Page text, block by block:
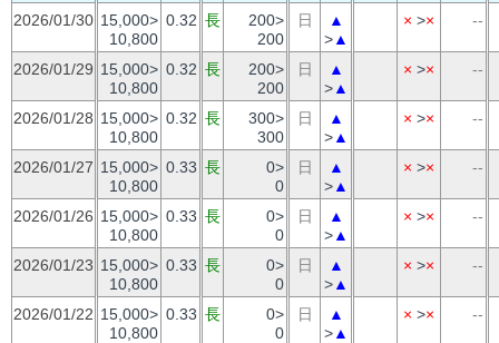
2026/01/30 15,000>
10,800
0.32 長
200>
200
日
▲
>▲
× >× --
2026/01/29 15,000>
10,800
0.32 長
200>
200
日
▲
>▲
× >× --
2026/01/28 15,000>
10,800
0.32 長
300>
300
日
▲
>▲
× >× --
2026/01/27 15,000>
10,800
0.33 長
0>
0
日
▲
>▲
× >× --
2026/01/26 15,000>
10,800
0.33 長
0>
0
日
▲
>▲
× >× --
2026/01/23 15,000>
10,800
0.33 長
0>
0
日
▲
>▲
× >× --
2026/01/22 15,000>
10,800
0.33 長
0>
0
日
▲
>▲
× >× --